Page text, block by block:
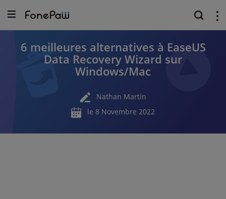
6 meilleures alternatives à EaseUS
Data Recovery Wizard sur
Windows/Mac
Nathan Martin
le 8 Novembre 2022